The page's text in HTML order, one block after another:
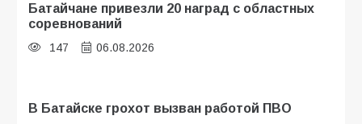
Батайчане привезли 20 наград с областных
соревнований
147 06.08.2026
В Батайске грохот вызван работой ПВО